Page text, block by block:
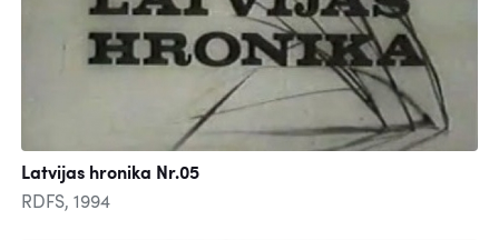
Latvijas hronika Nr.05
RDFS, 1994